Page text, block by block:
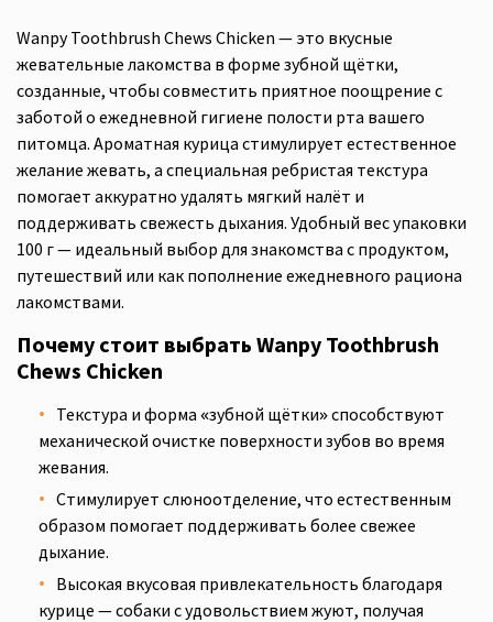
Wanpy Toothbrush Chews Chicken — это вкусные
жевательные лакомства в форме зубной щётки,
созданные, чтобы совместить приятное поощрение с
заботой о ежедневной гигиене полости рта вашего
питомца. Ароматная курица стимулирует естественное
желание жевать, а специальная ребристая текстура
помогает аккуратно удалять мягкий налёт и
поддерживать свежесть дыхания. Удобный вес упаковки
100 г — идеальный выбор для знакомства с продуктом,
путешествий или как пополнение ежедневного рациона
лакомствами.
Почему стоит выбрать Wanpy Toothbrush
Chews Chicken
Текстура и форма «зубной щётки» способствуют
механической очистке поверхности зубов во время
жевания.
Стимулирует слюноотделение, что естественным
образом помогает поддерживать более свежее
дыхание.
Высокая вкусовая привлекательность благодаря
курице — собаки с удовольствием жуют, получая